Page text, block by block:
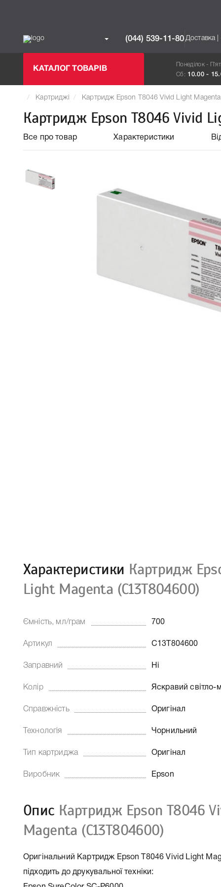
(044) 539-11-80 Доставка |
КАТАЛОГ ТОВАРІВ
Понеділок -
Сб: 10.00 -
Картриджі Картридж Epson T8046 Vivid Light
Картридж Epson T8046 Vivid
Все про товар Характеристики
Характеристики Картридж
Light Magenta (C13T804600)
Ємність, мл/грам 700
Артикул C13T804600
Заправний Ні
Колір Яскравий світло-
Справжність Оригінал
Технологія Чорнильний
Тип картриджа Оригінал
Виробник Epson
Опис Картридж Epson T8046
Magenta (C13T804600)
Оригінальний Картридж Epson T8046 Vivid Light
підходить до друкувальної техніки: